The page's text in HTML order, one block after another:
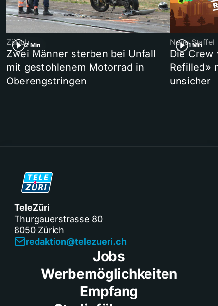
2 Min
Zürich
Zwei Männer sterben bei Unfall
mit gestohlenem Motorrad in
Oberengstringen
1 Min
Neue Staffel
Die Crew
Refilled»
unsicher
TeleZüri
Thurgauerstrasse 80
8050 Zürich
redaktion@telezueri.ch
Jobs
Werbemöglichkeiten
Empfang